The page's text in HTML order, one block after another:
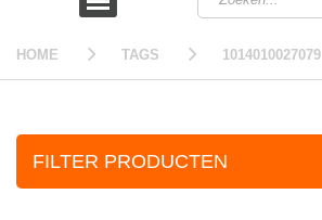
HOME TAGS 1014010027079
FILTER PRODUCTEN